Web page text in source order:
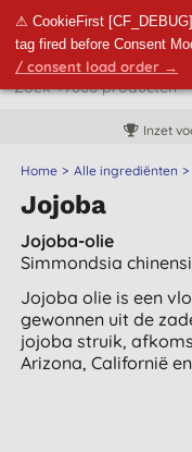
⚠ CookieFirst
tag fired before Consent
/ consent load order →
Inzet
Home Alle ingrediënten
Jojoba
Jojoba-olie
Simmondsia
Jojoba olie is een
gewonnen uit de
jojoba struik,
Arizona, Californië